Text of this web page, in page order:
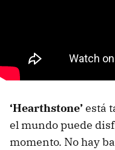
‘Hearthstone’ está
el mundo puede
momento. No hay